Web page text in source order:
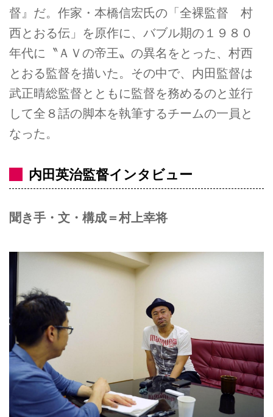
督』だ。作家・本橋信宏氏の「全裸監督 村
西とおる伝」を原作に、バブル期の１９８０
年代に〝ＡＶの帝王〟の異名をとった、村西
とおる監督を描いた。その中で、内田監督は
武正晴総監督とともに監督を務めるのと並行
して全８話の脚本を執筆するチームの一員と
なった。
内田英治監督インタビュー
聞き手・文・構成＝村上幸将